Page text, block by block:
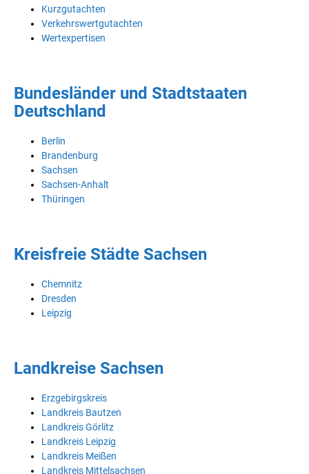
Kurzgutachten
Verkehrswertgutachten
Wertexpertisen
Bundesländer und Stadtstaaten
Deutschland
Berlin
Brandenburg
Sachsen
Sachsen-Anhalt
Thüringen
Kreisfreie Städte Sachsen
Chemnitz
Dresden
Leipzig
Landkreise Sachsen
Erzgebirgskreis
Landkreis Bautzen
Landkreis Görlitz
Landkreis Leipzig
Landkreis Meißen
Landkreis Mittelsachsen